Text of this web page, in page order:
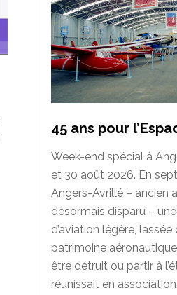
45 ans pour
Week-end spécial à
et 30 août 2026. En
Angers-Avrillé – ancien
désormais disparu –
d’aviation légère,
patrimoine
être détruit ou partir à
réunissait en